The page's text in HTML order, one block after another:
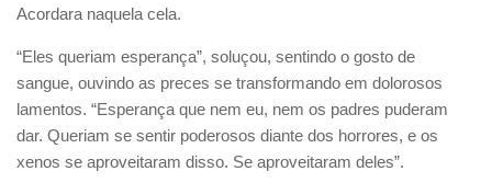
Acordara naquela cela.
“Eles queriam esperança”, soluçou, sentindo o gosto de
sangue, ouvindo as preces se transformando em dolorosos
lamentos. “Esperança que nem eu, nem os padres puderam
dar. Queriam se sentir poderosos diante dos horrores, e os
xenos se aproveitaram disso. Se aproveitaram deles”.